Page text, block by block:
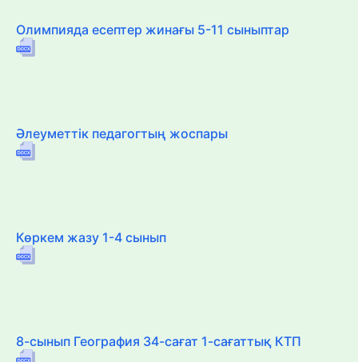
Олимпияда есептер жинағы 5-11 сыныптар
Әлеуметтік педагогтың жоспары
Көркем жазу 1-4 сынып
8-сынып География 34-сағат 1-сағаттық КТП